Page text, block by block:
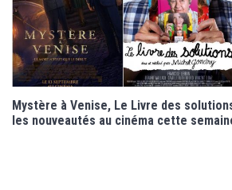
Mystère à Venise, Le Livre des
les nouveautés au cinéma cette